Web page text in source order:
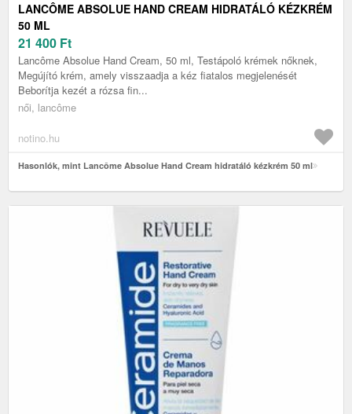
LANCÔME ABSOLUE HAND CREAM HIDRATÁLÓ KÉZKRÉM
50 ML
21 400 Ft
Lancôme Absolue Hand Cream, 50 ml, Testápoló krémek nőknek,
Megújító krém, amely visszaadja a kéz fiatalos megjelenését
Beborítja kezét a rózsa fin...
női, lancôme
notino.hu
Hasonlók, mint Lancôme Absolue Hand Cream hidratáló kézkrém 50 ml